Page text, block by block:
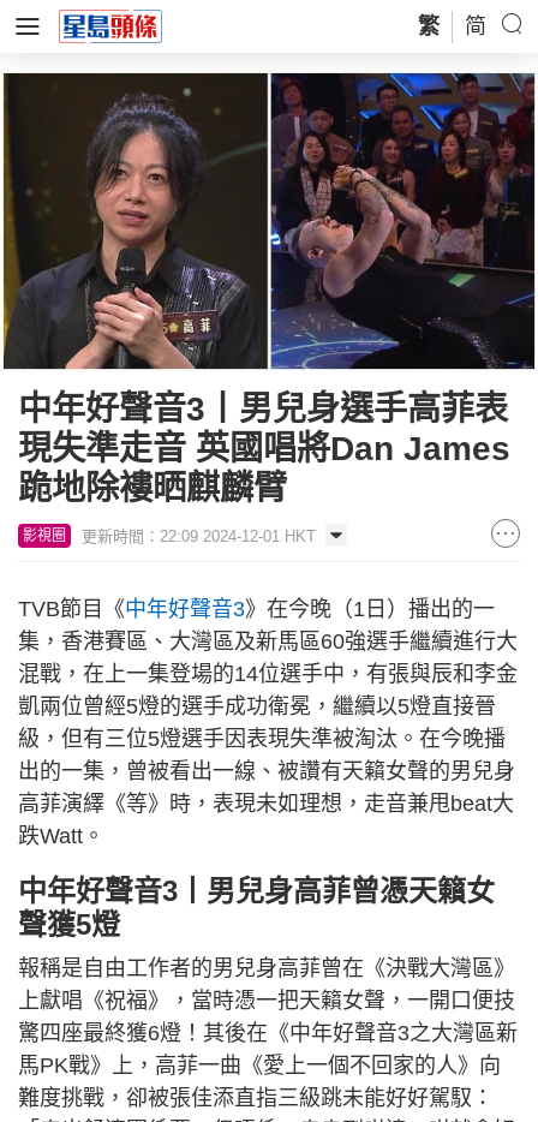
繁 简
中年好聲音3丨男兒身選手高菲表
現失準走音 英國唱將Dan James
跪地除褸晒麒麟臂
影視圈 更新時間：22:09 2024-12-01 HKT
TVB節目《中年好聲音3》在今晚（1日）播出的一
集，香港賽區、大灣區及新馬區60強選手繼續進行大
混戰，在上一集登場的14位選手中，有張與辰和李金
凱兩位曾經5燈的選手成功衛冕，繼續以5燈直接晉
級，但有三位5燈選手因表現失準被淘汰。在今晚播
出的一集，曾被看出一線、被讚有天籟女聲的男兒身
高菲演繹《等》時，表現未如理想，走音兼甩beat大
跌Watt。
中年好聲音3丨男兒身高菲曾憑天籟女
聲獲5燈
報稱是自由工作者的男兒身高菲曾在《決戰大灣區》
上獻唱《祝福》，當時憑一把天籟女聲，一開口便技
驚四座最終獲6燈！其後在《中年好聲音3之大灣區新
馬PK戰》上，高菲一曲《愛上一個不回家的人》向
難度挑戰，卻被張佳添直指三級跳未能好好駕馭：